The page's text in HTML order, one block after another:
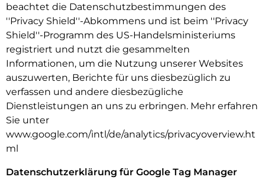
beachtet die Datenschutzbestimmungen des
''Privacy Shield''-Abkommens und ist beim ''Privacy
Shield''-Programm des US-Handelsministeriums
registriert und nutzt die gesammelten
Informationen, um die Nutzung unserer Websites
auszuwerten, Berichte für uns diesbezüglich zu
verfassen und andere diesbezügliche
Dienstleistungen an uns zu erbringen. Mehr erfahren
Sie unter
www.google.com/intl/de/analytics/privacyoverview.ht
ml
Datenschutzerklärung für Google Tag Manager